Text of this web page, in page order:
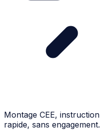
Montage CEE,
rapide, sans engagement.